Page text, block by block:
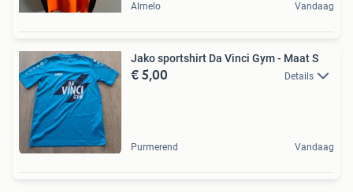
Almelo Vandaag
Jako sportshirt Da Vinci Gym - Maat S
€ 5,00 Details
Purmerend Vandaag